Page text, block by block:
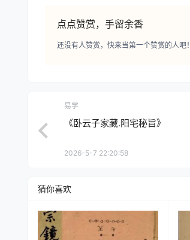
点点赞赏，手留余香
还没有人赞赏，快来当第一个赞赏的人吧！
易学
《卧云子家藏.阳宅秘旨》
2026-5-7 22:20:58
猜你喜欢